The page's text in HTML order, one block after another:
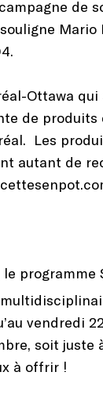
de
Mario
Ottawa
de
Les
autant de
vendredi
soit
à offrir !